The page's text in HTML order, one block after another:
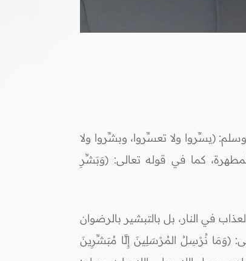
(يسِّروا ولا تعسِّروا، وبشِّروا ولا
كما في قوله تعالى: (‌وَبَشِّرِ
في النار، بل بالتبشير بالرضوان
(وَمَا نُرْسِلُ المُرْسَلِينَ إِلَّا مُبَشِّرِينَ